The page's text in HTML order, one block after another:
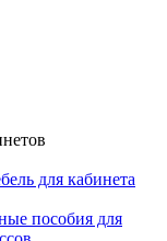
для кабинета
пособия для